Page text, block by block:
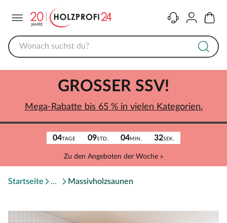
KontaktKonto
04TAGE 09STD. 04MIN. 32SEK.
Zu den Angeboten der Woche »
GROSSER SSV!
Mega-Rabatte bis 65 % in vielen Kategorien.
Startseite Massivholzsaunen